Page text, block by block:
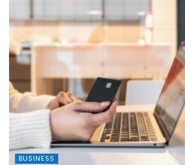
BUSINESS